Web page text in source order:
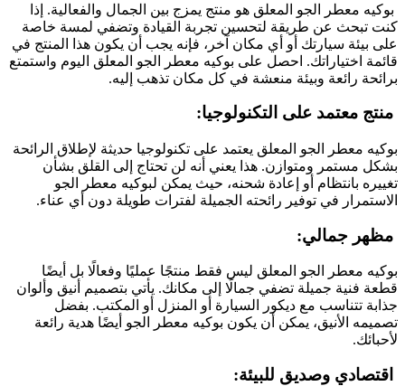
بوكيه معطر الجو المعلق هو منتج يمزج بين الجمال والفعالية. إذا
كنت تبحث عن طريقة لتحسين تجربة القيادة وتضفي لمسة خاصة
على بيئة سيارتك أو أي مكان آخر، فإنه يجب أن يكون هذا المنتج في
قائمة اختياراتك. احصل على بوكيه معطر الجو المعلق اليوم واستمتع
برائحة رائعة وبيئة منعشة في كل مكان تذهب إليه.
منتج معتمد على التكنولوجيا:
بوكيه معطر الجو المعلق يعتمد على تكنولوجيا حديثة لإطلاق الرائحة
بشكل مستمر ومتوازن. هذا يعني أنه لن تحتاج إلى القلق بشأن
تغييره بانتظام أو إعادة شحنه، حيث يمكن لبوكيه معطر الجو
الاستمرار في توفير رائحته الجميلة لفترات طويلة دون أي عناء.
مظهر جمالي:
بوكيه معطر الجو المعلق ليس فقط منتجًا عمليًا وفعالًا بل أيضًا
قطعة فنية جميلة تضفي جمالًا إلى مكانك. يأتي بتصميم أنيق وألوان
جذابة تتناسب مع ديكور السيارة أو المنزل أو المكتب. بفضل
تصميمه الأنيق، يمكن أن يكون بوكيه معطر الجو أيضًا هدية رائعة
لأحبائك.
اقتصادي وصديق للبيئة: